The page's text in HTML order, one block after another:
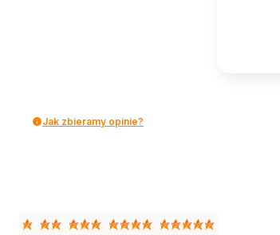
Jak zbieramy opinie?